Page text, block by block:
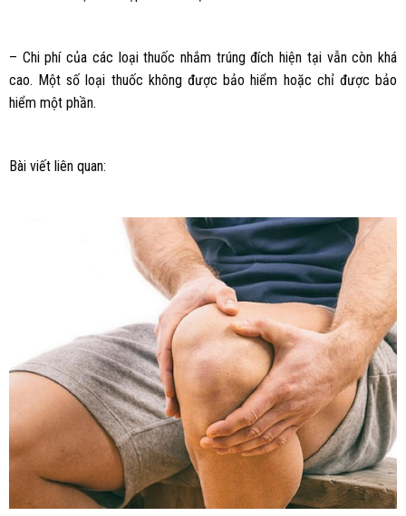
– Chi phí của các loại thuốc nhắm trúng đích hiện tại vẫn còn khá
cao. Một số loại thuốc không được bảo hiểm hoặc chỉ được bảo
hiểm một phần.
Bài viết liên quan: